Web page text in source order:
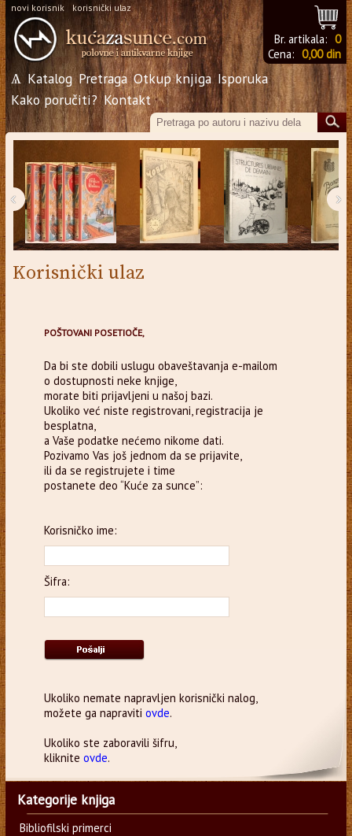
novi korisnik korisnički ulaz
Br. artikala: 0
Cena: 0,00 din
Ѧ Katalog Pretraga Otkup knjiga Isporuka
Kako poručiti? Kontakt
‹ ›
Korisnički ulaz
POŠTOVANI POSETIOČE,
Da bi ste dobili uslugu obaveštavanja e-mailom
o dostupnosti neke knjige,
morate biti prijavljeni u našoj bazi.
Ukoliko već niste registrovani, registracija je
besplatna,
a Vaše podatke nećemo nikome dati.
Pozivamo Vas još jednom da se prijavite,
ili da se registrujete i time
postanete deo “Kuće za sunce”:
Korisničko ime:
Šifra:
Ukoliko nemate napravljen korisnički nalog,
možete ga napraviti ovde.
Ukoliko ste zaboravili šifru,
kliknite ovde.
Kategorije knjiga
Bibliofilski primerci